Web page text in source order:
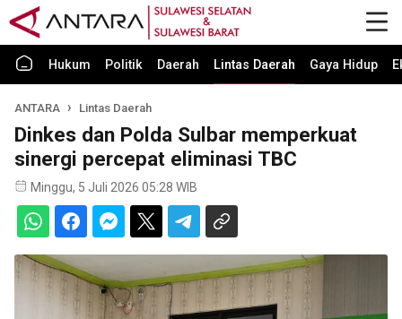
Hukum Politik Daerah Lintas Daerah Gaya Hidup
ANTARA Lintas Daerah
Dinkes dan Polda Sulbar memperkuat
sinergi percepat eliminasi TBC
Minggu, 5 Juli 2026 05:28 WIB